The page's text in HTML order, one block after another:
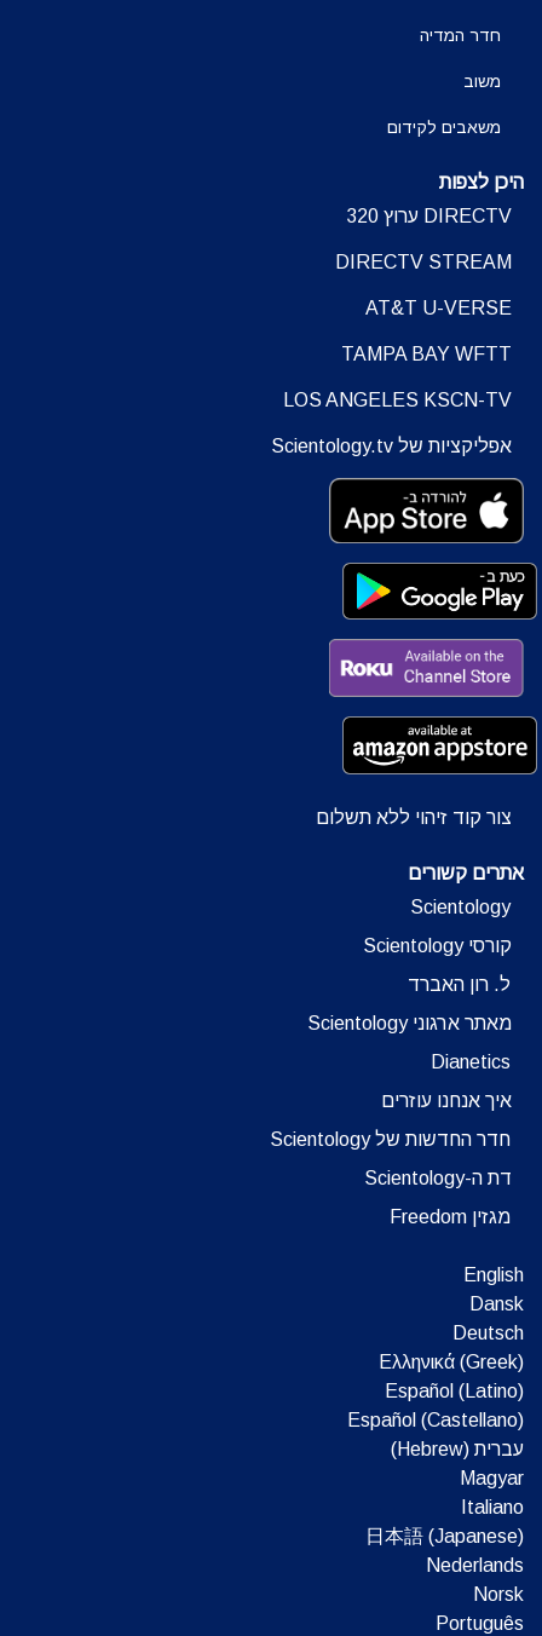
חדר המדיה
משוב
משאבים לקידום
היכן לצפות
DIRECTV ערוץ 320
DIRECTV STREAM
AT&T U-VERSE
TAMPA BAY WFTT
LOS ANGELES KSCN-TV
אפליקציות של Scientology.tv
צור קוד זיהוי ללא תשלום
אתרים קשורים
Scientology
קורסי Scientology
ל. רון האברד
מאתר ארגוני Scientology
Dianetics
איך אנחנו עוזרים
חדר החדשות של Scientology
דת ה-Scientology
מגזין Freedom
English
Dansk
Deutsch
Ελληνικά (Greek)
Español (Latino)
Español (Castellano)
עברית (Hebrew)‏
Magyar
Italiano
日本語 (Japanese)
Nederlands
Norsk
Português